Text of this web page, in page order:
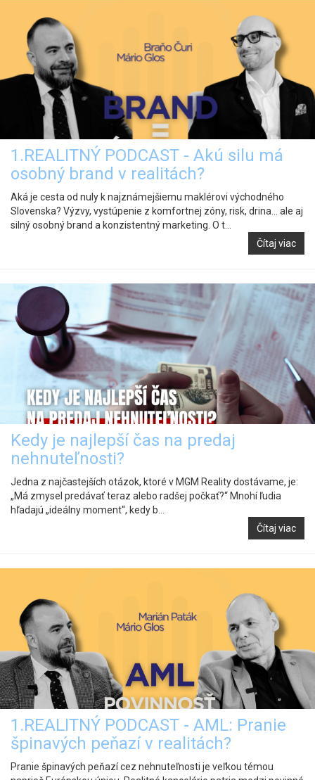
1.REALITNÝ PODCAST - Akú silu má
osobný brand v realitách?
Aká je cesta od nuly k najznámejšiemu maklérovi východného
Slovenska? Výzvy, vystúpenie z komfortnej zóny, risk, drina… ale aj
silný osobný brand a konzistentný marketing. O t...
Čítaj viac
Kedy je najlepší čas na predaj
nehnuteľnosti?
Jedna z najčastejších otázok, ktoré v MGM Reality dostávame, je:
„Má zmysel predávať teraz alebo radšej počkať?“ Mnohí ľudia
hľadajú „ideálny moment“, kedy b...
Čítaj viac
1.REALITNÝ PODCAST - AML: Pranie
špinavých peňazí v realitách?
Pranie špinavých peňazí cez nehnuteľnosti je veľkou témou